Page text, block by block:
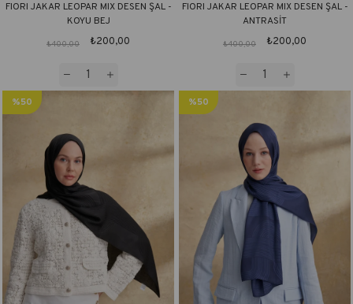
FIORI JAKAR LEOPAR MIX DESEN ŞAL -
KOYU BEJ
₺200,00
₺400,00
FIORI JAKAR LEOPAR MIX DESEN ŞAL -
ANTRASİT
₺200,00
₺400,00
%50
%50